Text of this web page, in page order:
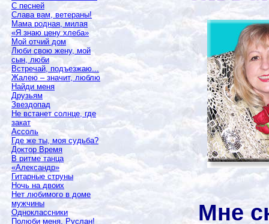
С песней
Слава вам, ветераны!
Мама родная, милая
«Я знаю цену хлеба»
Мой отчий дом
Люби свою жену, мой
сын, люби
Встречай, подъезжаю...
Жалею – значит, люблю
Найди меня
Друзьям
Звездопад
Не встанет солнце, где
закат
Ассоль
Где же ты, моя судьба?
Доктор Время
В ритме танца
«Александр»
Гитарные струны
Ночь на двоих
Нет любимого в доме
мужчины
Одноклассники
Полюби меня, Руслан!
Мне